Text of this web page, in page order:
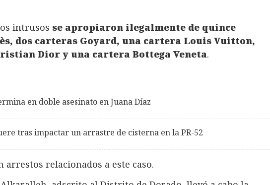
intrusos se apropiaron ilegalmente de quince
dos carteras Goyard, una cartera Louis Vuitton,
Dior y una cartera Bottega Veneta.
en doble asesinato en Juana Díaz
tras impactar un arrastre de cisterna en la PR-52
arrestos relacionados a este caso.